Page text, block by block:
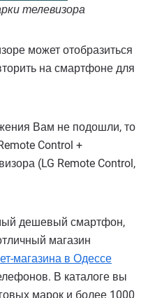
телевизора
может отобразиться
на смартфоне для
Вам не подошли, то
Control +
(LG Remote Control,
дешевый смартфон,
магазин
магазина в Одессе
В каталоге вы
марок и более 1000